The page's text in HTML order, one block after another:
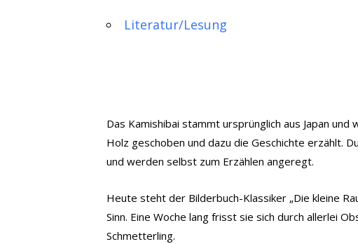
Literatur/Lesung
Das Kamishibai stammt ursprünglich aus Japan
Holz geschoben und dazu die Geschichte erzählt.
und werden selbst zum Erzählen angeregt.
Heute steht der Bilderbuch-Klassiker „Die kleine
Sinn. Eine Woche lang frisst sie sich durch allerlei
Schmetterling.